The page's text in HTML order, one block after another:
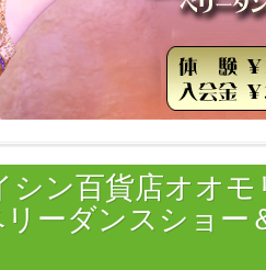
シン百貨店オオ
リーダンスショー